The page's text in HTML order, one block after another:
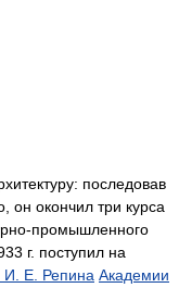
последовав
он окончил три курса
промышленного
г. поступил на
И. Е. Репина Академии